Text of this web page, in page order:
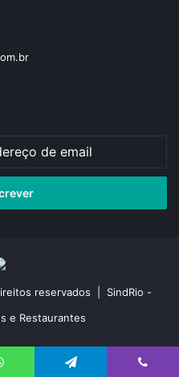
reservados | SindRio -
e Restaurantes